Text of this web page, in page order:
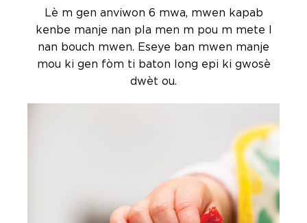
Lè m gen anviwon 6 mwa, mwen kapab
kenbe manje nan pla men m pou m mete l
nan bouch mwen. Eseye ban mwen manje
mou ki gen fòm ti baton long epi ki gwosè
dwèt ou.